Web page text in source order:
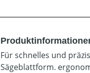
Für schnelles und
Sägeblattform.